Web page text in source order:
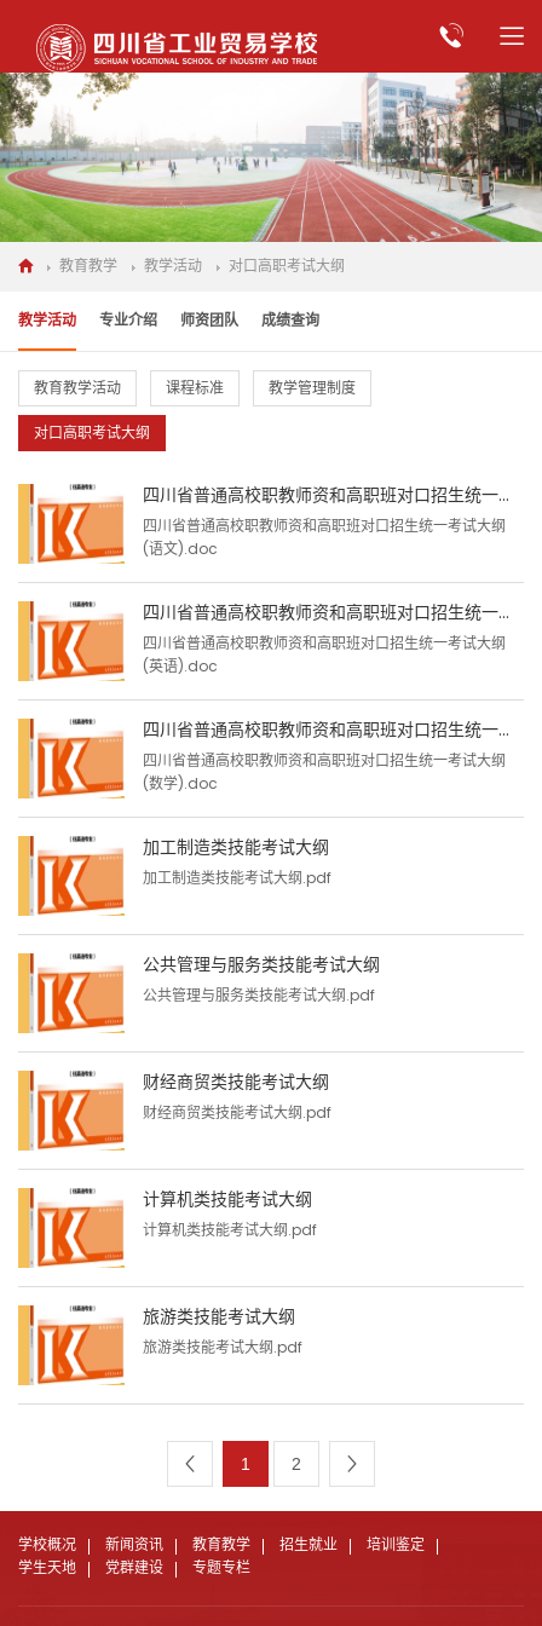
教育教学 教学活动 对口高职考试大纲
教学活动 专业介绍 师资团队 成绩查询
教育教学活动 课程标准
教学管理制度
对口高职考试大纲
四川省普通高校职教师资和高职班对口招生统一考试大纲(语文)
四川省普通高校职教师资和高职班对口招生统一考试大纲
(语文).doc
四川省普通高校职教师资和高职班对口招生统一考试大纲(英语)
四川省普通高校职教师资和高职班对口招生统一考试大纲
(英语).doc
四川省普通高校职教师资和高职班对口招生统一考试大纲(数学)
四川省普通高校职教师资和高职班对口招生统一考试大纲
(数学).doc
加工制造类技能考试大纲
加工制造类技能考试大纲.pdf
公共管理与服务类技能考试大纲
公共管理与服务类技能考试大纲.pdf
财经商贸类技能考试大纲
财经商贸类技能考试大纲.pdf
计算机类技能考试大纲
计算机类技能考试大纲.pdf
旅游类技能考试大纲
旅游类技能考试大纲.pdf
1 2
学校概况 新闻资讯 教育教学 招生就业
培训鉴定
学生天地
党群建设 专题专栏